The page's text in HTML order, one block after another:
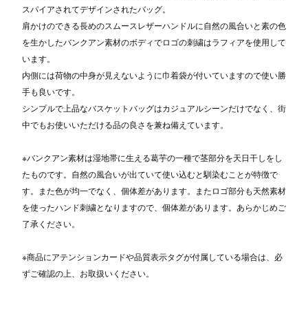
スパイアされてデザインされたバッグ。
肩かけのできる長めのスムースレザーハンドルに自然の風合いと素の色
を生かしたバンクアン素材のボディでロゴの刺繍はラフィアを使用して
います。
内側には荷物の中身が見えないように巾着袋が付いていますので使い勝
手も良いです。
シンプルで上品なバスケットバッグはカジュアルシーンだけでなく、街
中でもお使いいただける品の良さを兼ね備えています。
※バンクアン素材は湿地帯に生える葛芋の一種で茎部分を天日干しをし
たものです。自然の風合いが出ていて使い込むと馴染むことが特徴で
す。また色が均一でなく、個体差があります。またロゴ部分も天然素材
を使ったハンド刺繍となりますので、個体差があります。あらかじめご
了承ください。
※商品にアテンションカードや品質表示タグが付属している場合は、必
ずご確認の上、お取扱いください。